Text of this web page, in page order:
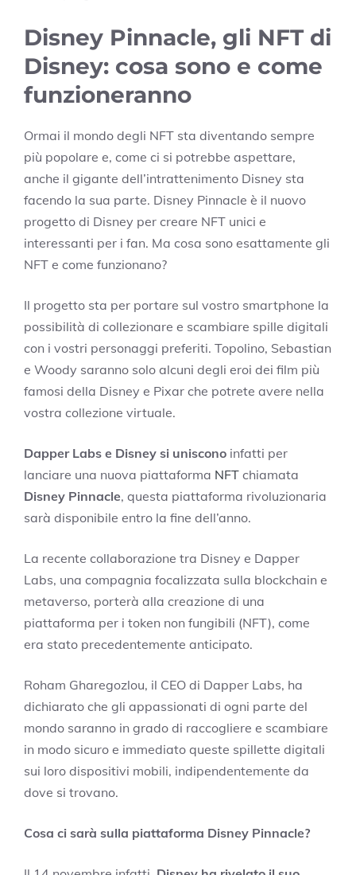
Disney Pinnacle, gli NFT di
Disney: cosa sono e come
funzioneranno
Ormai il mondo degli NFT sta diventando sempre
più popolare e, come ci si potrebbe aspettare,
anche il gigante dell’intrattenimento Disney sta
facendo la sua parte. Disney Pinnacle è il nuovo
progetto di Disney per creare NFT unici e
interessanti per i fan. Ma cosa sono esattamente gli
NFT e come funzionano?
Il progetto sta per portare sul vostro smartphone la
possibilità di collezionare e scambiare spille digitali
con i vostri personaggi preferiti. Topolino, Sebastian
e Woody saranno solo alcuni degli eroi dei film più
famosi della Disney e Pixar che potrete avere nella
vostra collezione virtuale.
Dapper Labs e Disney si uniscono infatti per
lanciare una nuova piattaforma NFT chiamata
Disney Pinnacle, questa piattaforma rivoluzionaria
sarà disponibile entro la fine dell’anno.
La recente collaborazione tra Disney e Dapper
Labs, una compagnia focalizzata sulla blockchain e
metaverso, porterà alla creazione di una
piattaforma per i token non fungibili (NFT), come
era stato precedentemente anticipato.
Roham Gharegozlou, il CEO di Dapper Labs, ha
dichiarato che gli appassionati di ogni parte del
mondo saranno in grado di raccogliere e scambiare
in modo sicuro e immediato queste spillette digitali
sui loro dispositivi mobili, indipendentemente da
dove si trovano.
Cosa ci sarà sulla piattaforma Disney Pinnacle?